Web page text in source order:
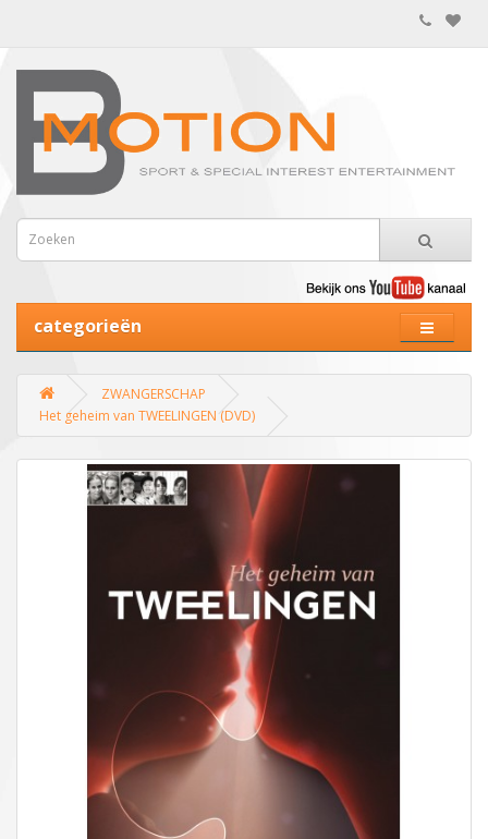
categorieën
ZWANGERSCHAP
Het geheim van TWEELINGEN (DVD)